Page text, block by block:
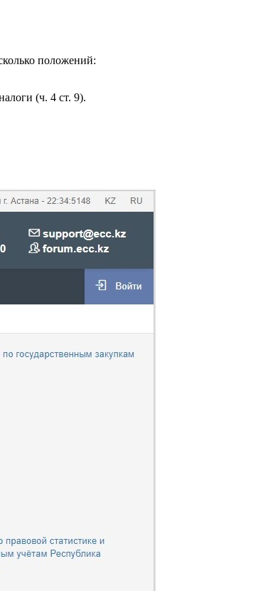
положений:
(ч. 4 ст. 9).